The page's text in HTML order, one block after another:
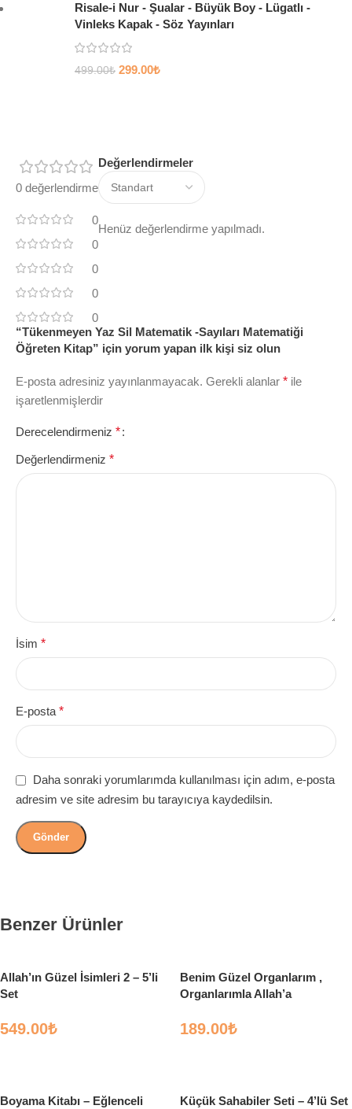
Risale-i Nur - Şualar - Büyük Boy - Lügatlı -
Vinleks Kapak - Söz Yayınları
499.00₺ 299.00₺
0 değerlendirme
0
0
0
0
0
Değerlendirmeler
Henüz değerlendirme yapılmadı.
“Tükenmeyen Yaz Sil Matematik -Sayıları Matematiği
Öğreten Kitap” için yorum yapan ilk kişi siz olun
E-posta adresiniz yayınlanmayacak. Gerekli alanlar * ile
işaretlenmişlerdir
Derecelendirmeniz *
Değerlendirmeniz *
İsim *
E-posta *
Daha sonraki yorumlarımda kullanılması için adım, e-posta
adresim ve site adresim bu tarayıcıya kaydedilsin.
Benzer Ürünler
Allah’ın Güzel İsimleri 2 – 5’li
Set
549.00₺
Benim Güzel Organlarım ,
Organlarımla Allah’a
Yüksel – Nesil Çocuk
189.00₺
Boyama Kitabı – Eğlenceli
Küçük Sahabiler Seti – 4’lü Set